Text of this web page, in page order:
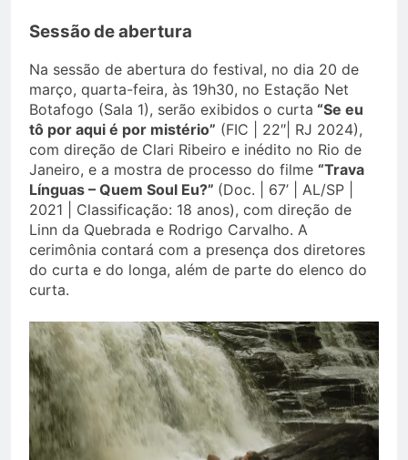
Sessão de abertura
Na sessão de abertura do festival, no dia 20 de
março, quarta-feira, às 19h30, no Estação Net
Botafogo (Sala 1), serão exibidos o curta “Se eu
tô por aqui é por mistério” (FIC | 22″| RJ 2024),
com direção de Clari Ribeiro e inédito no Rio de
Janeiro, e a mostra de processo do filme “Trava
Línguas – Quem Soul Eu?” (Doc. | 67’ | AL/SP |
2021 | Classificação: 18 anos), com direção de
Linn da Quebrada e Rodrigo Carvalho. A
cerimônia contará com a presença dos diretores
do curta e do longa, além de parte do elenco do
curta.